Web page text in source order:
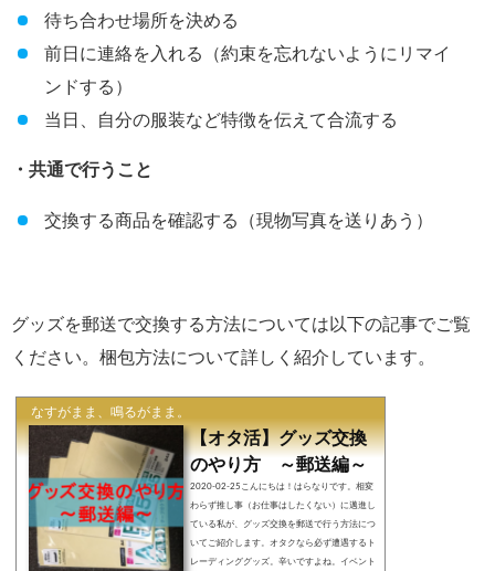
待ち合わせ場所を決める
前日に連絡を入れる（約束を忘れないようにリマイ
ンドする）
当日、自分の服装など特徴を伝えて合流する
・共通で行うこと
交換する商品を確認する（現物写真を送りあう）
グッズを郵送で交換する方法については以下の記事でご覧
ください。梱包方法について詳しく紹介しています。
なすがまま、鳴るがまま。
【オタ活】グッズ交換
のやり方 ～郵送編～
2020-02-25こんにちは！はらなりです。相変
わらず推し事（お仕事はしたくない）に邁進し
ている私が、グッズ交換を郵送で行う方法につ
いてご紹介します。オタクなら必ず遭遇するト
レーディンググッズ。辛いですよね。イベント